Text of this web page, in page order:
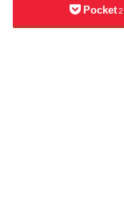
Pocket2